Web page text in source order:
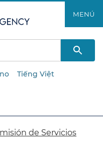
MENÚ​​
Tiếng Việt
de Servicios